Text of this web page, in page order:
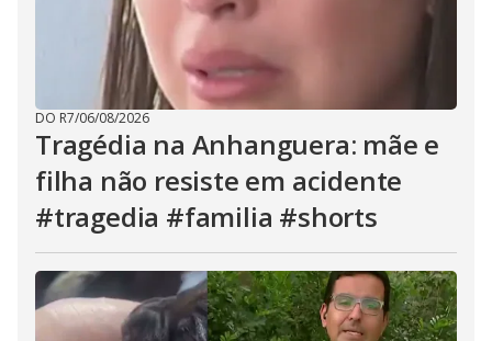
DO R7/06/08/2026
Tragédia na Anhanguera: mãe e
filha não resiste em acidente
#tragedia #familia #shorts